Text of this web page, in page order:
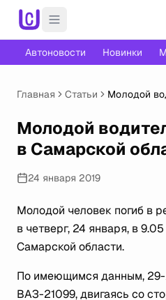
Автоновости Новинки
Главная Статьи
Молодой
Молодой
в Самарской
24 января 2019
Молодой человек погиб в
в четверг, 24 января, в
Самарской области.
По имеющимся данным, 29-
ВАЗ-21099, двигаясь со